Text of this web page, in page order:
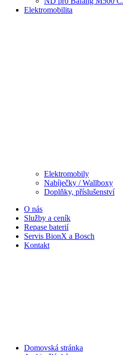
Elektromobilita
Elektromobily
Nabíječky / Wallboxy
Doplňky, příslušenství
O nás
Služby a ceník
Repase baterií
Servis BionX a Bosch
Kontakt
Domovská stránka